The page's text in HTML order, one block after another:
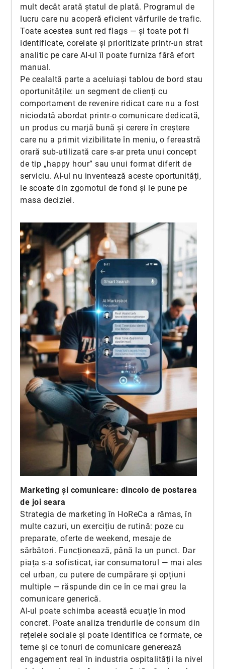
mult decât arată ștatul de plată. Programul de
lucru care nu acoperă eficient vârfurile de trafic.
Toate acestea sunt red flags — și toate pot fi
identificate, corelate și prioritizate printr-un strat
analitic pe care AI-ul îl poate furniza fără efort
manual.
Pe cealaltă parte a aceluiași tablou de bord stau
oportunitățile: un segment de clienți cu
comportament de revenire ridicat care nu a fost
niciodată abordat printr-o comunicare dedicată,
un produs cu marjă bună și cerere în creștere
care nu a primit vizibilitate în meniu, o fereastră
orară sub-utilizată care s-ar preta unui concept
de tip „happy hour” sau unui format diferit de
serviciu. AI-ul nu inventează aceste oportunități,
le scoate din zgomotul de fond și le pune pe
masa deciziei.
Marketing și comunicare: dincolo de postarea
de joi seara
Strategia de marketing în HoReCa a rămas, în
multe cazuri, un exercițiu de rutină: poze cu
preparate, oferte de weekend, mesaje de
sărbători. Funcționează, până la un punct. Dar
piața s-a sofisticat, iar consumatorul — mai ales
cel urban, cu putere de cumpărare și opțiuni
multiple — răspunde din ce în ce mai greu la
comunicare generică.
AI-ul poate schimba această ecuație în mod
concret. Poate analiza trendurile de consum din
rețelele sociale și poate identifica ce formate, ce
teme și ce tonuri de comunicare generează
engagement real în industria ospitalității la nivel